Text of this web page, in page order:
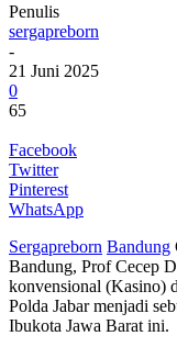
Penulis
sergapreborn
-
21 Juni 2025
0
65
Facebook
Twitter
Pinterest
WhatsApp
Sergapreborn Bandung
Bandung, Prof Cecep
konvensional (Kasino)
Polda Jabar menjadi
Ibukota Jawa Barat ini.